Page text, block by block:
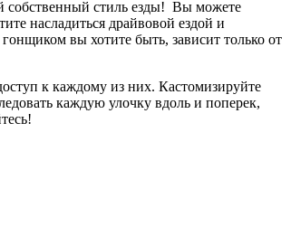
собственный стиль езды! Вы можете
насладиться драйвовой ездой и
вы хотите быть, зависит только от
к каждому из них. Кастомизируйте
каждую улочку вдоль и поперек,